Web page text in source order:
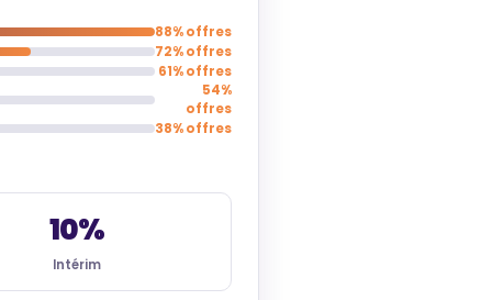
88% offres
72% offres
61% offres
54%
offres
38% offres
10%
Intérim